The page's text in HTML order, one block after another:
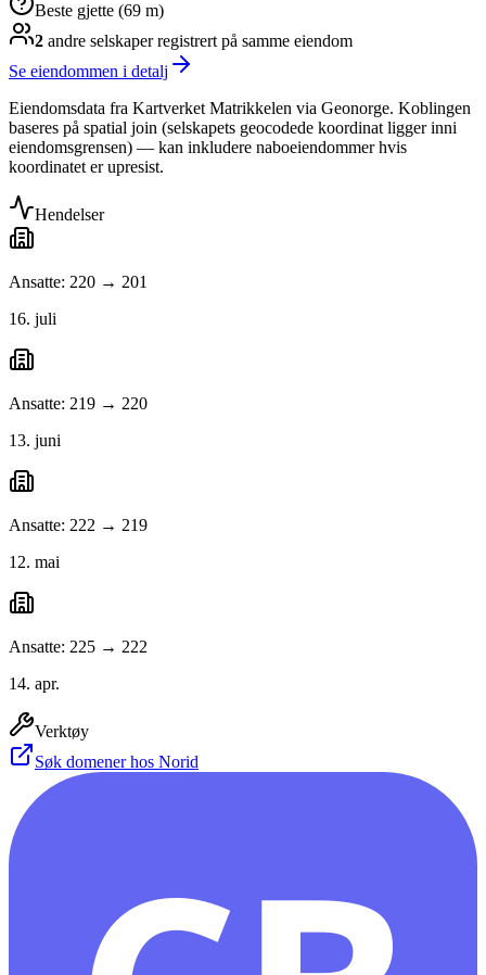
Beste gjette (69 m)
2 andre selskaperregistrert på samme eiendom
Se eiendommen i detalj
Eiendomsdata fra Kartverket Matrikkelen via Geonorge. Koblingen
baseres på spatial join (selskapets geocodede koordinat ligger inni
eiendomsgrensen) — kan inkludere naboeiendommer hvis
koordinatet er upresist.
Hendelser
Ansatte: 220 → 201
16. juli
Ansatte: 219 → 220
13. juni
Ansatte: 222 → 219
12. mai
Ansatte: 225 → 222
14. apr.
Verktøy
Søk domener hos Norid